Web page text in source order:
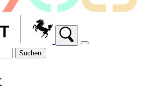
Suchen